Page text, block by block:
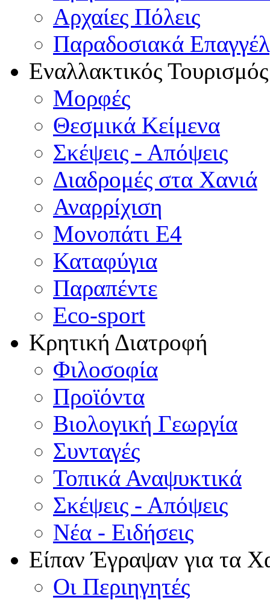
Αρχαίες Πόλεις
Παραδοσιακά
Εναλλακτικός Τουρισμός
Μορφές
Θεσμικά Κείμενα
Σκέψεις - Απόψεις
Διαδρομές στα Χανιά
Αναρρίχιση
Μονοπάτι Ε4
Καταφύγια
Παραπέντε
Eco-sport
Κρητική Διατροφή
Φιλοσοφία
Προϊόντα
Βιολογική Γεωργία
Συνταγές
Τοπικά Αναψυκτικά
Σκέψεις - Απόψεις
Νέα - Ειδήσεις
Είπαν Έγραψαν για τα
Οι Περιηγητές